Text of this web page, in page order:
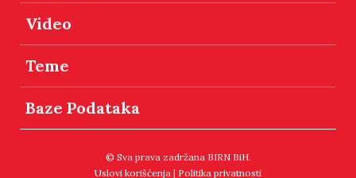
Video
Teme
Baze Podataka
© Sva prava zadržana BIRN BiH.
Uslovi korišćenja | Politika privatnosti